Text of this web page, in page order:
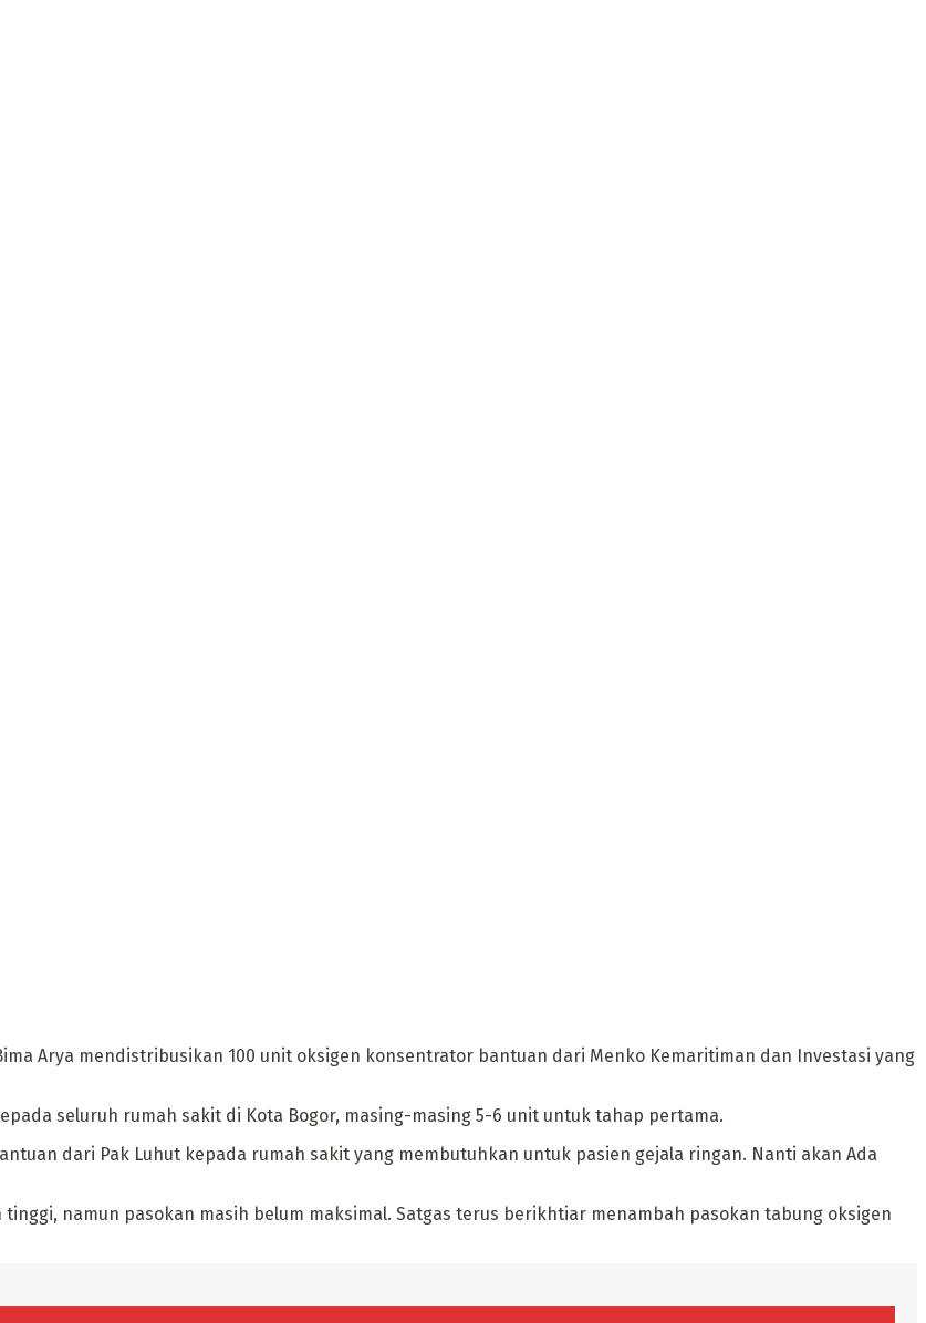
Arya mendistribusikan 100 unit oksigen konsentrator bantuan dari Menko Kemaritiman dan Investasi yang
seluruh rumah sakit di Kota Bogor, masing-masing 5-6 unit untuk tahap pertama.
dari Pak Luhut kepada rumah sakit yang membutuhkan untuk pasien gejala ringan. Nanti akan Ada
namun pasokan masih belum maksimal. Satgas terus berikhtiar menambah pasokan tabung oksigen